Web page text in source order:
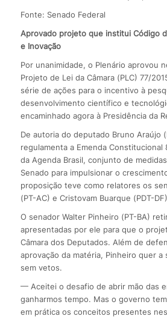
Fonte: Senado Federal
Aprovado projeto que institui Código
e Inovação
Por unanimidade, o Plenário aprovou
Projeto de Lei da Câmara (PLC) 77/
série de ações para o incentivo à
desenvolvimento científico e
encaminhado agora à Presidência da
De autoria do deputado Bruno Araújo
regulamenta a Emenda
da Agenda Brasil, conjunto de
Senado para impulsionar o
proposição teve como relatores os
(PT-AC) e Cristovam Buarque (PDT-
O senador Walter Pinheiro (PT-BA)
apresentadas por ele para que o
Câmara dos Deputados. Além de
aprovação da matéria, Pinheiro quer a
sem vetos.
— Aceitei o desafio de abrir mão das
ganharmos tempo. Mas o governo
em prática os conceitos presentes